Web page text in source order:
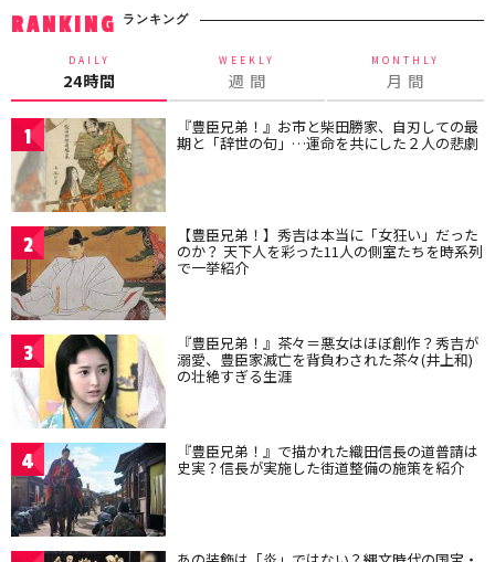
RANKING ランキング
DAILY
24時間
WEEKLY
週 間
MONTHLY
月 間
1 『豊臣兄弟！』お市と柴田勝家、自刃しての最
期と「辞世の句」…運命を共にした２人の悲劇
2 【豊臣兄弟！】秀吉は本当に「女狂い」だった
のか？ 天下人を彩った11人の側室たちを時系列
で一挙紹介
3 『豊臣兄弟！』茶々＝悪女はほぼ創作？秀吉が
溺愛、豊臣家滅亡を背負わされた茶々(井上和)
の壮絶すぎる生涯
4 『豊臣兄弟！』で描かれた織田信長の道普請は
史実？信長が実施した街道整備の施策を紹介